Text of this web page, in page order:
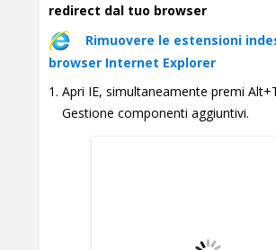
redirect dal tuo browser
Rimuovere le estensioni
browser Internet Explorer
Apri IE, simultaneamente premi
Gestione componenti aggiuntivi.